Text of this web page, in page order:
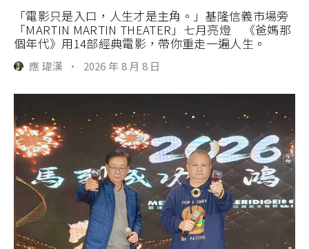
「電影只是入口，人生才是主角。」基隆信義市場旁
「MARTIN MARTIN THEATER」七月亮燈 《爸媽那
個年代》用14部經典電影，帶你重走一遍人生。
應 瑋漢 · 2026 年 8 月 8 日